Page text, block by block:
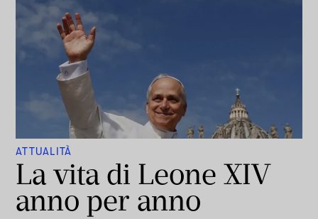
ATTUALITÀ
La vita di Leone XIV
anno per anno